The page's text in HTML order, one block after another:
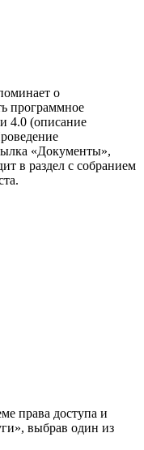
о
программное
4.0 (описание
«Документы»,
в раздел с собранием
права доступа и
выбрав один из